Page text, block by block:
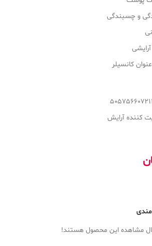
و چسبندگی
کانسیلر
کننده آرایش
مندی
مشاهده این محصول هستند!